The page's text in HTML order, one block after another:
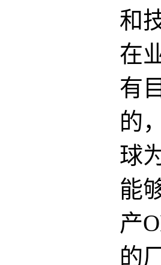
和
在
有
的
球
能
产
的